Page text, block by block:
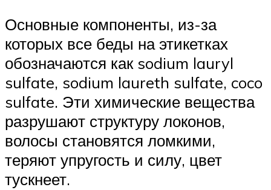
Основные компоненты, из-за
которых все беды на этикетках
обозначаются как sodium lauryl
sulfate, sodium laureth sulfate, coco
sulfate. Эти химические вещества
разрушают структуру локонов,
волосы становятся ломкими,
теряют упругость и силу, цвет
тускнеет.